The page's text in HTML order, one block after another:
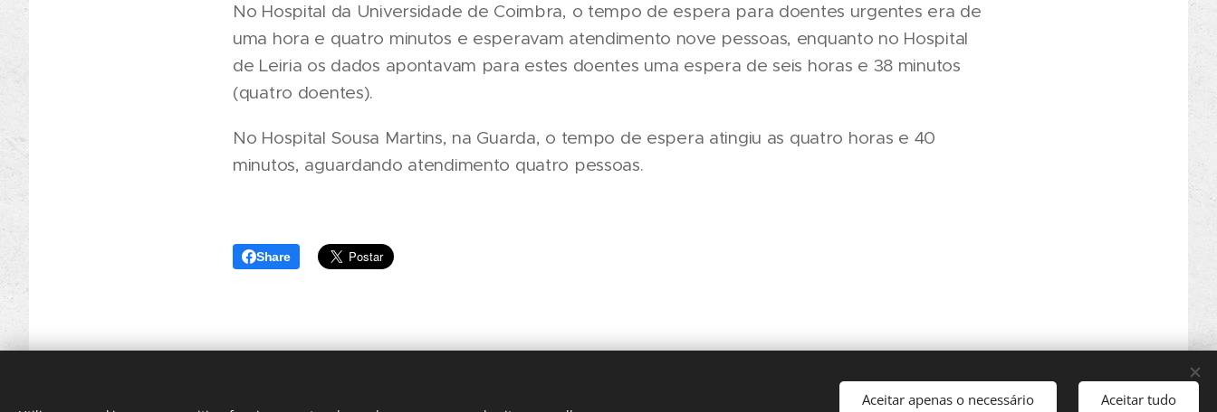
No Hospital da Universidade de Coimbra, o tempo de espera para doentes urgentes era de
uma hora e quatro minutos e esperavam atendimento nove pessoas, enquanto no Hospital
de Leiria os dados apontavam para estes doentes uma espera de seis horas e 38 minutos
(quatro doentes).
No Hospital Sousa Martins, na Guarda, o tempo de espera atingiu as quatro horas e 40
minutos, aguardando atendimento quatro pessoas.
Share
Aceitar apenas o necessário Aceitar tudo